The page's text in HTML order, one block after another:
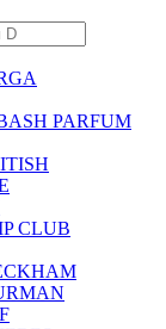
PARFUM
CLUB